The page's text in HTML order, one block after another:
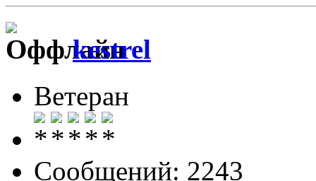
kestrel
Ветеран
Сообщений: 2243